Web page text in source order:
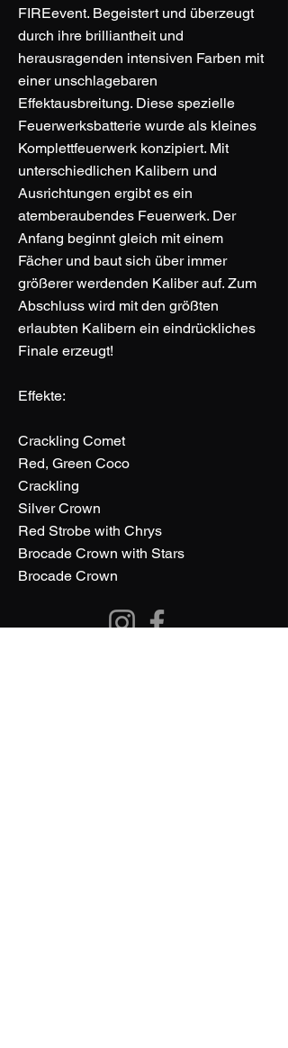
FIREevent. Begeistert und überzeugt
durch ihre brilliantheit und
herausragenden intensiven Farben mit
einer unschlagebaren
Effektausbreitung. Diese spezielle
Feuerwerksbatterie wurde als kleines
Komplettfeuerwerk konzipiert. Mit
unterschiedlichen Kalibern und
Ausrichtungen ergibt es ein
atemberaubendes Feuerwerk. Der
Anfang beginnt gleich mit einem
Fächer und baut sich über immer
größerer werdenden Kaliber auf. Zum
Abschluss wird mit den größten
erlaubten Kalibern ein eindrückliches
Finale erzeugt!
Effekte:
Crackling Comet
Red, Green Coco
Crackling
Silver Crown
Red Strobe with Chrys
Brocade Crown with Stars
Brocade Crown